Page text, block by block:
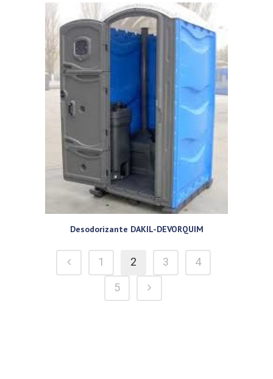
Desodorizante DAKIL-DEVORQUIM
1 2 3
4
5